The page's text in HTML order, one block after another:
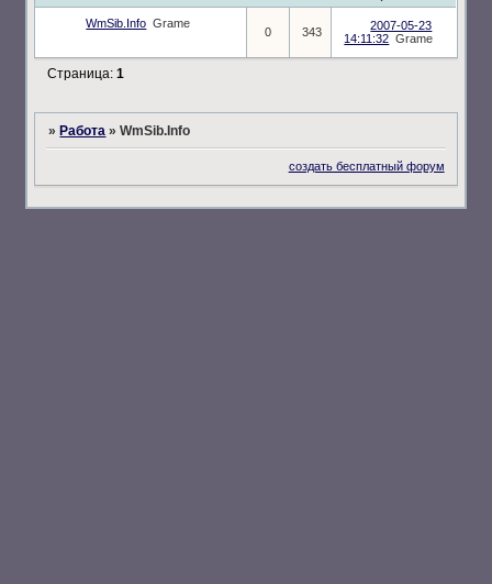
WmSib.Info Grame
0 343
2007-05-23
14:11:32 Grame
Страница:1
» Работа »WmSib.Info
создать бесплатный форум